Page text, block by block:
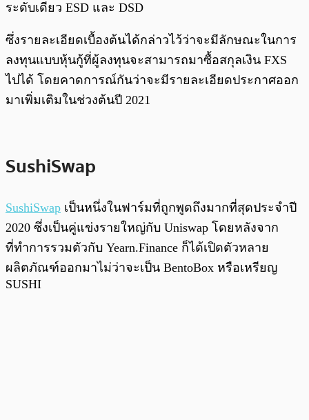
ระดับเดียว ESD และ DSD
ซึ่งรายละเอียดเบื้องต้นได้กล่าวไว้ว่าจะมีลักษณะในการ
ลงทุนแบบหุ้นกู้ที่ผู้ลงทุนจะสามารถมาซื้อสกุลเงิน FXS
ไปได้ โดยคาดการณ์กันว่าจะมีรายละเอียดประกาศออก
มาเพิ่มเติมในช่วงต้นปี 2021
SushiSwap
SushiSwap เป็นหนึ่งในฟาร์มที่ถูกพูดถึงมากที่สุดประจำปี
2020 ซึ่งเป็นคู่แข่งรายใหญ่กับ Uniswap โดยหลังจาก
ที่ทำการรวมตัวกับ Yearn.Finance ก็ได้เปิดตัวหลาย
ผลิตภัณฑ์ออกมาไม่ว่าจะเป็น BentoBox หรือเหรียญ
SUSHI